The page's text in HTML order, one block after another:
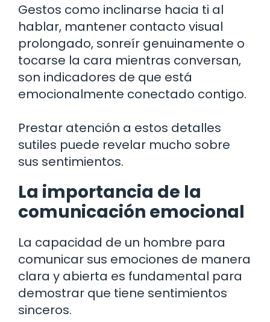
Gestos como inclinarse hacia ti al
hablar, mantener contacto visual
prolongado, sonreír genuinamente o
tocarse la cara mientras conversan,
son indicadores de que está
emocionalmente conectado contigo.
Prestar atención a estos detalles
sutiles puede revelar mucho sobre
sus sentimientos.
La importancia de la
comunicación emocional
La capacidad de un hombre para
comunicar sus emociones de manera
clara y abierta es fundamental para
demostrar que tiene sentimientos
sinceros.